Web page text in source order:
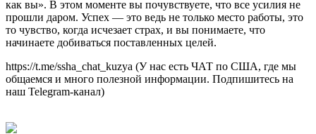
как вы». В этом моменте вы почувствуете, что все усилия не
прошли даром. Успех — это ведь не только место работы, это
то чувство, когда исчезает страх, и вы понимаете, что
начинаете добиваться поставленных целей.
https://t.me/ssha_chat_kuzya (У нас есть ЧАТ по США, где мы
общаемся и много полезной информации. Подпишитесь на
наш Telegram-канал)